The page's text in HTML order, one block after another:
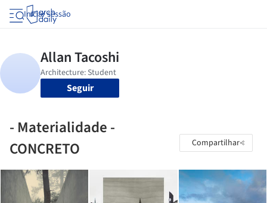
Iniciar sessão
Seguir
- Materialidade -
CONCRETO
Compartilhar